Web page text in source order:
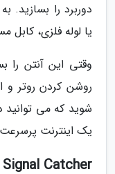
دوربرد را بسازید.
یا لوله فلزی، کابل مسی مقدار 12
وقتی این آنتن را
روشن کردن روتر و
شوید که می توانید
یک اینترنت
Catcher